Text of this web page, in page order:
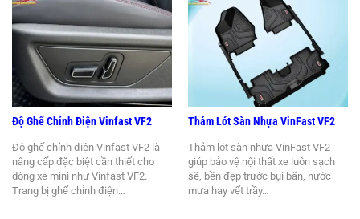
Độ Ghế Chỉnh Điện Vinfast VF2
Độ ghế chỉnh điện Vinfast VF2 là
nâng cấp đặc biệt cần thiết cho
dòng xe mini như Vinfast VF2.
Trang bị ghế chỉnh điện…
Thảm Lót Sàn Nhựa VinFast VF2
Thảm lót sàn nhựa VinFast VF2
giúp bảo vệ nội thất xe luôn sạch
sẽ, bền đẹp trước bụi bẩn, nước
mưa hay vết trầy…